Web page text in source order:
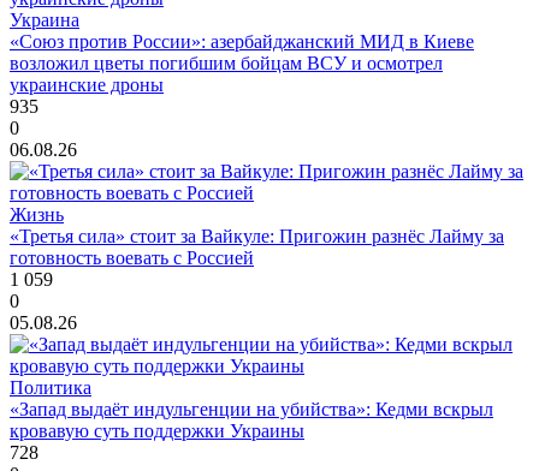
Украина
«Союз против России»: азербайджанский МИД в Киеве
возложил цветы погибшим бойцам ВСУ и осмотрел
украинские дроны
935
0
06.08.26
Жизнь
«Третья сила» стоит за Вайкуле: Пригожин разнёс Лайму за
готовность воевать с Россией
1 059
0
05.08.26
Политика
«Запад выдаёт индульгенции на убийства»: Кедми вскрыл
кровавую суть поддержки Украины
728